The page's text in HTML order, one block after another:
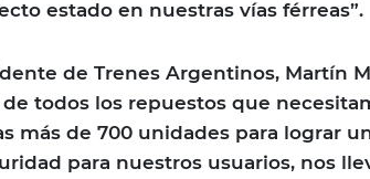
estado en nuestras vías férreas”.
de Trenes Argentinos, Martín
de todos los repuestos que
más de 700 unidades para lograr
para nuestros usuarios, nos